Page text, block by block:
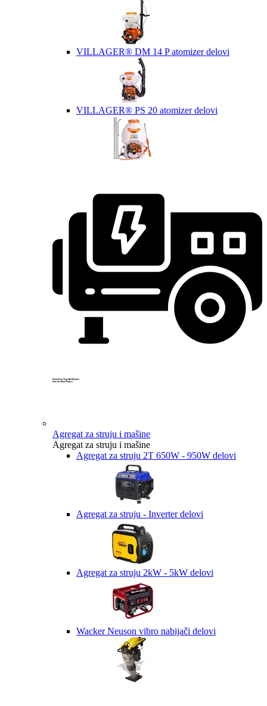
VILLAGER® DM 14 P atomizer delovi
VILLAGER® PS 20 atomizer delovi
Created by Yogi Aprelliyanto
from the Noun Project
Agregat za struju i mašine
Agregat za struju i mašine
Agregat za struju 2T 650W - 950W delovi
Agregat za struju - Inverter delovi
Agregat za struju 2kW - 5kW delovi
Wacker Neuson vibro nabijači delovi